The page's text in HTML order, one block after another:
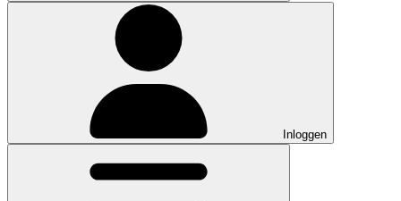
Inloggen